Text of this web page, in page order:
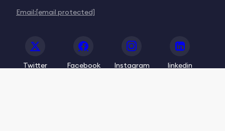
Email:[email protected]
Twitter Facebook Instagram linkedin